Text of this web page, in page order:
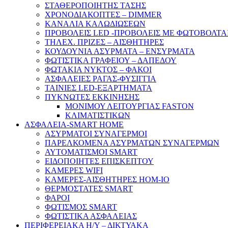
ΣΤΑΘΕΡΟΠΟΙΗΤΗΣ ΤΑΣΗΣ
ΧΡΟΝΟΔΙΑΚΟΠΤΕΣ – DIMMER
ΚΑΝΑΛΙΑ ΚΑΛΩΔΙΩΣΕΩΝ
ΠΡΟΒΟΛΕΙΣ LED -ΠΡΟΒΟΛΕΙΣ ΜΕ
ΤΗΛΕΧ. ΠΡΙΖΕΣ – ΑΙΣΘΗΤΗΡΕΣ
ΚΟΥΔΟΥΝΙΑ ΑΣΥΡΜΑΤΑ – ΕΝΣΥΡΜΑΤΑ
ΦΩΤΙΣΤΙΚΑ ΓΡΑΦΕΙΟΥ – ΔΑΠΕΔΟΥ
ΦΩΤΑΚΙΑ ΝΥΚΤΟΣ – ΦΑΚΟΙ
ΑΣΦΑΛΕΙΕΣ ΡΑΓΑΣ-ΦΥΣΙΓΓΙΑ
ΤΑΙΝΙΕΣ LED-ΕΞΑΡΤΗΜΑΤΑ
ΠΥΚΝΩΤΕΣ ΕΚΚΙΝΗΣΗΣ
ΜΟΝΙΜΟΥ ΛΕΙΤΟΥΡΓΙΑΣ FASTON
ΚΛΙΜΑΤΙΣΤΙΚΩΝ
ΑΣΦΑΛΕΙΑ-SMART HOME
ΑΣΥΡΜΑΤΟΙ ΣΥΝΑΓΕΡΜΟΙ
ΠΑΡΕΛΚΟΜΕΝΑ ΑΣΥΡΜΑΤΩΝ ΣΥΝΑΓΕΡΜΩΝ
ΑΥΤΟΜΑΤΙΣΜΟΙ SMART
ΕΙΔΟΠΟΙΗΤΕΣ ΕΠΙΣΚΕΠΤΟΥ
ΚΑΜΕΡΕΣ WIFI
ΚΑΜΕΡΕΣ-ΑΙΣΘΗΤΗΡΕΣ ΗΟΜ-ΙΟ
ΘΕΡΜΟΣΤΑΤΕΣ SMART
ΦΑΡΟΙ
ΦΩΤΙΣΜΟΣ SMART
ΦΩΤΙΣΤΙΚΑ ΑΣΦΑΛΕΙΑΣ
ΠΕΡΙΦΕΡΕΙΑΚΑ Η/Υ – ΔΙΚΤΥΑΚΑ